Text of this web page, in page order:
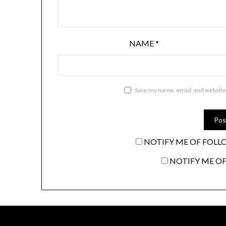
NAME*
Save my name, email, and
NOTIFY ME OF
NOTIFY ME